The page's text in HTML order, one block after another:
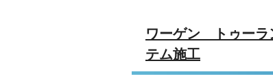
ワーゲン トゥーラ
テム施工